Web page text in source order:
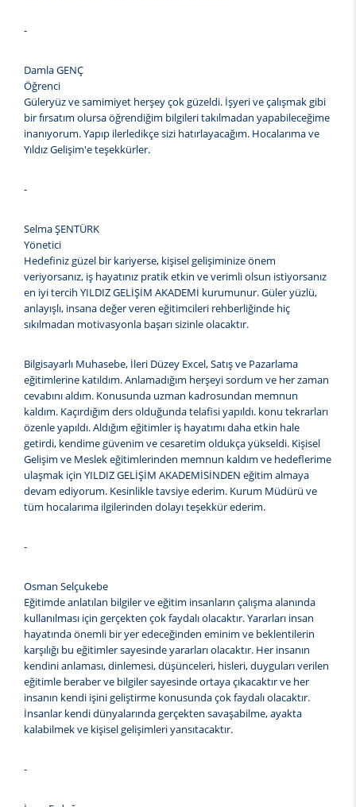
-
Damla GENÇ
Öğrenci
Güleryüz ve samimiyet herşey çok güzeldi. İşyeri ve çalışmak gibi
bir fırsatım olursa öğrendiğim bilgileri takılmadan yapabileceğime
inanıyorum. Yapıp ilerledikçe sizi hatırlayacağım. Hocalarıma ve
Yıldız Gelişim'e teşekkürler.
-
Selma ŞENTÜRK
Yönetici
Hedefiniz güzel bir kariyerse, kişisel gelişiminize önem
veriyorsanız, iş hayatınız pratik etkin ve verimli olsun istiyorsanız
en iyi tercih YILDIZ GELİŞİM AKADEMİ kurumunur. Güler yüzlü,
anlayışlı, insana değer veren eğitimcileri rehberliğinde hiç
sıkılmadan motivasyonla başarı sizinle olacaktır.
Bilgisayarlı Muhasebe, İleri Düzey Excel, Satış ve Pazarlama
eğitimlerine katıldım. Anlamadığım herşeyi sordum ve her zaman
cevabını aldım. Konusunda uzman kadrosundan memnun
kaldım. Kaçırdığım ders olduğunda telafisi yapıldı. konu tekrarları
özenle yapıldı. Aldığım eğitimler iş hayatımı daha etkin hale
getirdi, kendime güvenim ve cesaretim oldukça yükseldi. Kişisel
Gelişim ve Meslek eğitimlerinden memnun kaldım ve hedeflerime
ulaşmak için YILDIZ GELİŞİM AKADEMİSİNDEN eğitim almaya
devam ediyorum. Kesinlikle tavsiye ederim. Kurum Müdürü ve
tüm hocalarıma ilgilerinden dolayı teşekkür ederim.
-
Osman Selçukebe
Eğitimde anlatılan bilgiler ve eğitim insanların çalışma alanında
kullanılması için gerçekten çok faydalı olacaktır. Yararları insan
hayatında önemli bir yer edeceğinden eminim ve beklentilerin
karşılığı bu eğitimler sayesinde yararları olacaktır. Her insanın
kendini anlaması, dinlemesi, düşünceleri, hisleri, duyguları verilen
eğitimle beraber ve bilgiler sayesinde ortaya çıkacaktır ve her
insanın kendi işini geliştirme konusunda çok faydalı olacaktır.
İnsanlar kendi dünyalarında gerçekten savaşabilme, ayakta
kalabilmek ve kişisel gelişimleri yansıtacaktır.
-